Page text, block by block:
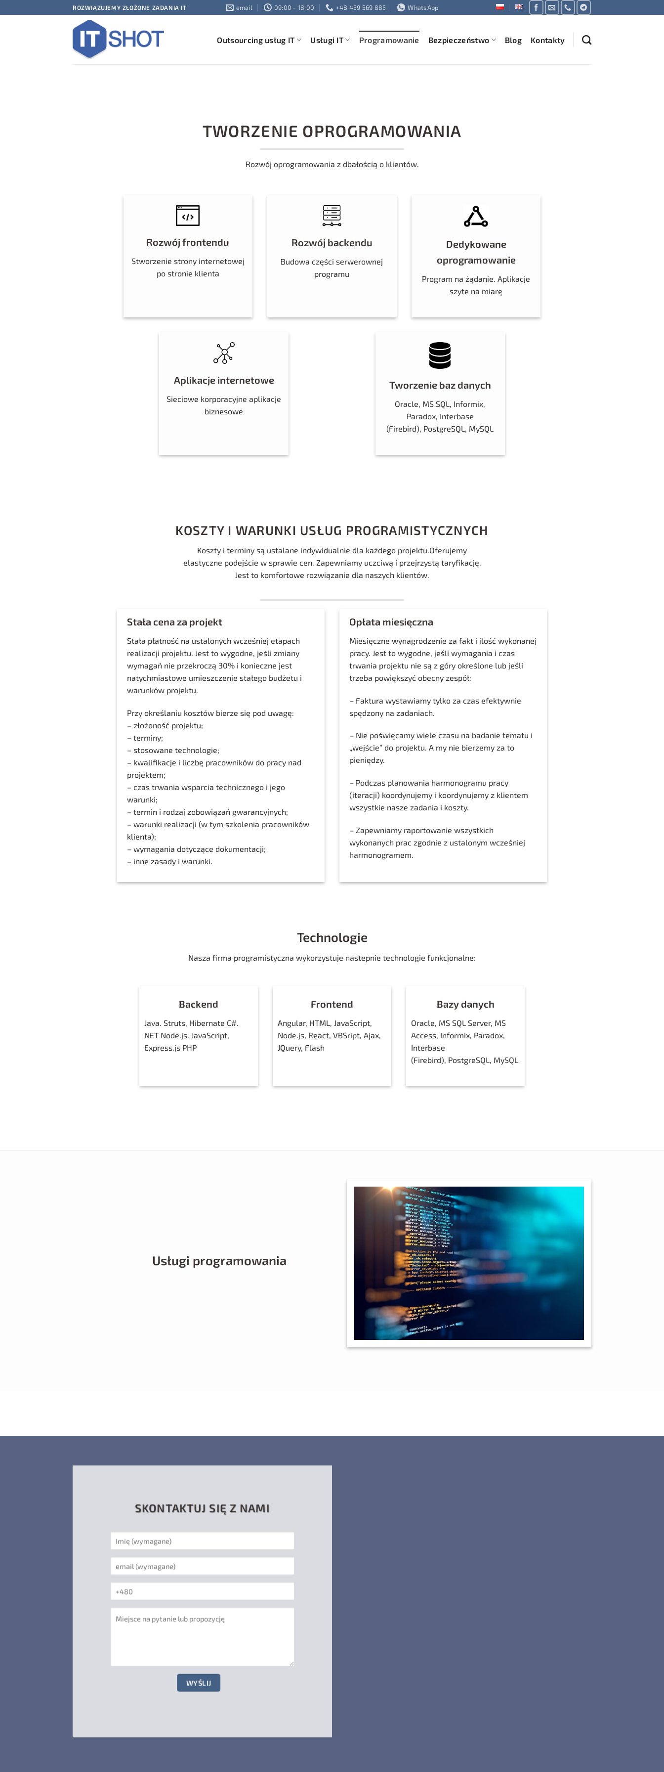
do
ROZWIĄZUJEMY ZŁOŻONE ZADANIA IT email 09:00 - 18:00 +48 459 569 885 WhatsApp
Outsourcing usług IT Usługi IT Programowanie Bezpieczeństwo Blog Kontakty
TWORZENIE OPROGRAMOWANIA
Rozwój oprogramowania z dbałością o klientów.
Rozwój frontendu
Stworzenie strony internetowej
po stronie klienta
Rozwój backendu
Budowa części serwerownej
programu
Dedykowane
oprogramowanie
Program na żądanie. Aplikacje
szyte na miarę
Aplikacje internetowe
Sieciowe korporacyjne aplikacje
biznesowe
Tworzenie baz danych
Oracle, MS SQL, Informix,
Paradox, Interbase
(Firebird), PostgreSQL, MySQL
KOSZTY I WARUNKI USŁUG PROGRAMISTYCZNYCH
Koszty i terminy są ustalane indywidualnie dla każdego projektu.Oferujemy
elastyczne podejście w sprawie cen. Zapewniamy uczciwą i przejrzystą taryfikację.
Jest to komfortowe rozwiązanie dla naszych klientów.
Stała cena za projekt
Stała płatność na ustalonych wcześniej etapach
realizacji projektu. Jest to wygodne, jeśli zmiany
wymagań nie przekroczą 30% i konieczne jest
natychmiastowe umieszczenie stałego budżetu i
warunków projektu.
Przy określaniu kosztów bierze się pod uwagę:
– złożoność projektu;
– terminy;
– stosowane technologie;
– kwalifikacje i liczbę pracowników do pracy nad
projektem;
– czas trwania wsparcia technicznego i jego
warunki;
– termin i rodzaj zobowiązań gwarancyjnych;
– warunki realizacji (w tym szkolenia pracowników
klienta);
– wymagania dotyczące dokumentacji;
– inne zasady i warunki.
Opłata miesięczna
Miesięczne wynagrodzenie za fakt i ilość wykonanej
pracy. Jest to wygodne, jeśli wymagania i czas
trwania projektu nie są z góry określone lub jeśli
trzeba powiększyć obecny zespół:
– Faktura wystawiamy tylko za czas efektywnie
spędzony na zadaniach.
– Nie poświęcamy wiele czasu na badanie tematu i
„wejście” do projektu. A my nie bierzemy za to
pieniędzy.
– Podczas planowania harmonogramu pracy
(iteracji) koordynujemy i koordynujemy z klientem
wszystkie nasze zadania i koszty.
– Zapewniamy raportowanie wszystkich
wykonanych prac zgodnie z ustalonym wcześniej
harmonogramem.
Technologie
Nasza firma programistyczna wykorzystuje nastepnie technologie funkcjonalne:
Backend
Java. Struts, Hibernate C#.
NET Node.js. JavaScript,
Express.js PHP
Frontend
Angular, HTML, JavaScript,
Node.js, React, VBSript, Ajax,
JQuery, Flash
Bazy danych
Oracle, MS SQL Server, MS
Access, Informix, Paradox,
Interbase
(Firebird), PostgreSQL, MySQL
Usługi programowania
SKONTAKTUJ SIĘ Z NAMI